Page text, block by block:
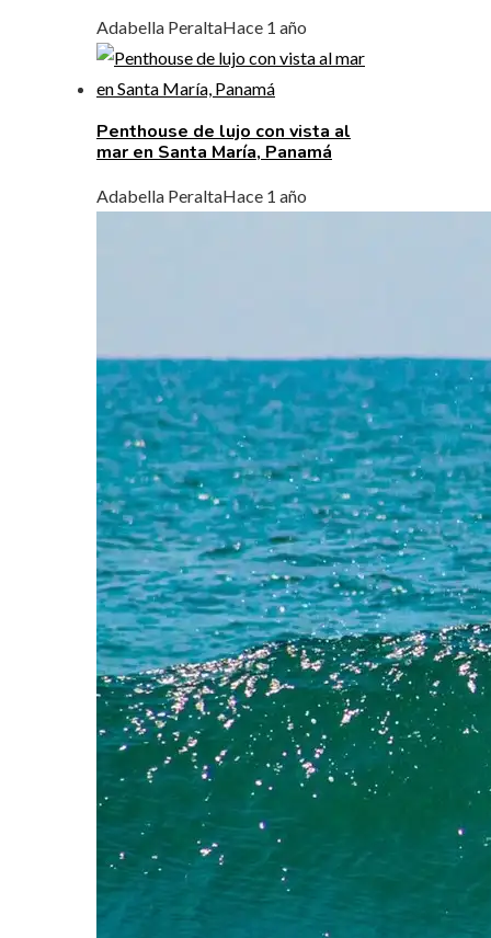
Adabella PeraltaHace 1 año
Penthouse de lujo con vista al
mar en Santa María, Panamá
Adabella PeraltaHace 1 año